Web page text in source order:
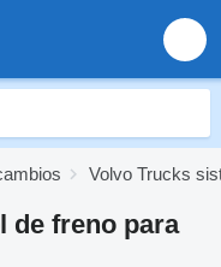
Volvo Trucks
de freno para